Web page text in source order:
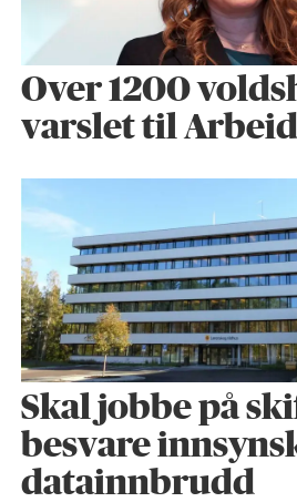
Over 1200
varslet til
Skal jobbe på
besvare
datainnbrudd